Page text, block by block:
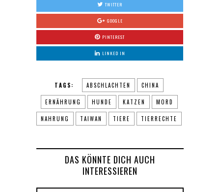
TWITTER
GOOGLE
PINTEREST
LINKED IN
TAGS: ABSCHLACHTEN CHINA
ERNÄHRUNG HUNDE KATZEN MORD
NAHRUNG TAIWAN TIERE TIERRECHTE
DAS KÖNNTE DICH AUCH
INTERESSIEREN